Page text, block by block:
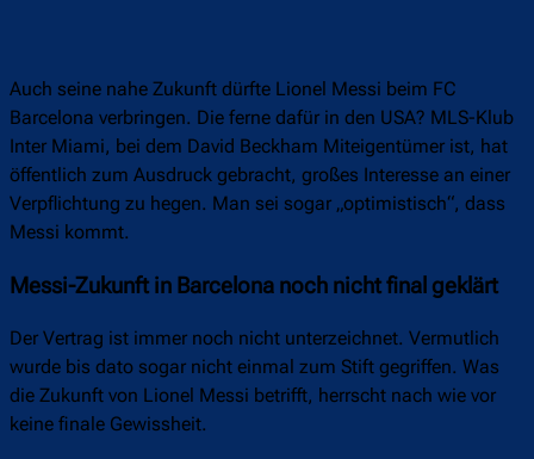
Auch seine nahe Zukunft dürfte Lionel Messi beim FC
Barcelona verbringen. Die ferne dafür in den USA? MLS-Klub
Inter Miami, bei dem David Beckham Miteigentümer ist, hat
öffentlich zum Ausdruck gebracht, großes Interesse an einer
Verpflichtung zu hegen. Man sei sogar „optimistisch“, dass
Messi kommt.
Messi-Zukunft in Barcelona noch nicht final geklärt
Der Vertrag ist immer noch nicht unterzeichnet. Vermutlich
wurde bis dato sogar nicht einmal zum Stift gegriffen. Was
die Zukunft von Lionel Messi betrifft, herrscht nach wie vor
keine finale Gewissheit.